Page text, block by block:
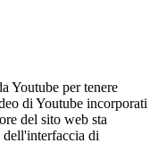
Youtube per tenere
di Youtube incorporati
del sito web sta
di